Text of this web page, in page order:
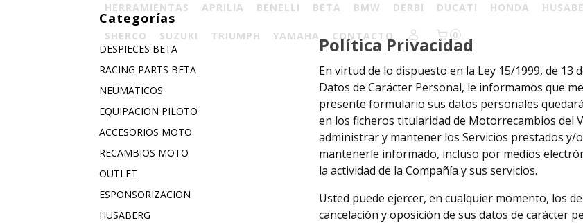
HERRAMIENTAS APRILIA BENELLI BETA BMW DERBI DUCATI HONDA
SHERCO SUZUKI TRIUMPH YAMAHA CONTACTO 0
Categorías
DESPIECES BETA
RACING PARTS BETA
NEUMATICOS
EQUIPACION PILOTO
ACCESORIOS MOTO
RECAMBIOS MOTO
OUTLET
ESPONSORIZACION
HUSABERG
Política Privacidad
En virtud de lo dispuesto en la Ley 15/1999, de 13
Datos de Carácter Personal, le informamos que
presente formulario sus datos personales
en los ficheros titularidad de Motorrecambios del
administrar y mantener los Servicios prestados y/
mantenerle informado, incluso por medios
la actividad de la Compañía y sus servicios.
Usted puede ejercer, en cualquier momento, los
cancelación y oposición de sus datos de carácter